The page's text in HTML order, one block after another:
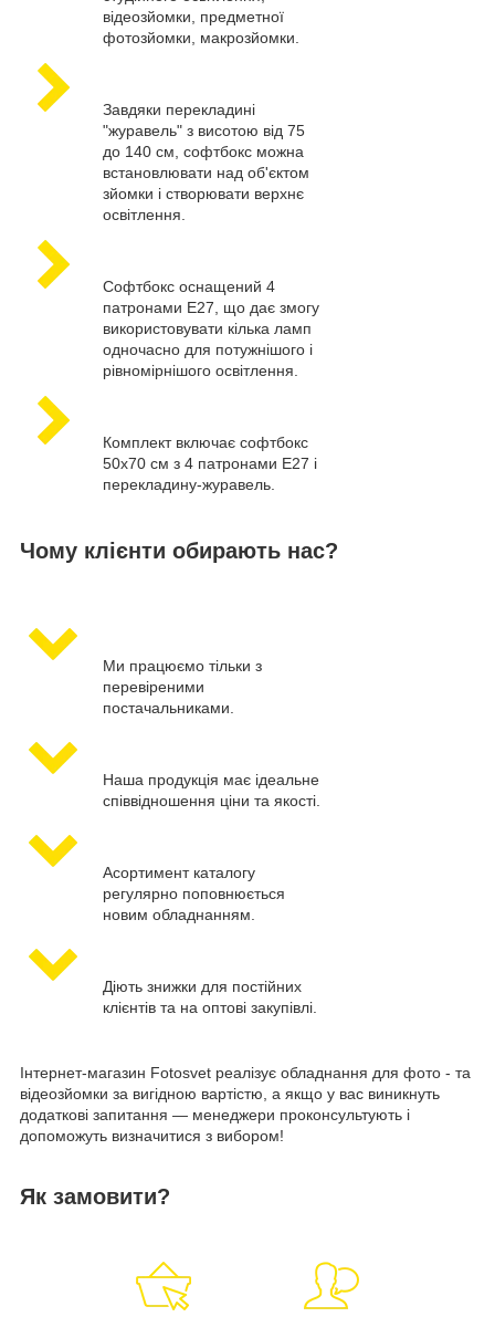
відеозйомки, предметної
фотозйомки, макрозйомки.
Завдяки перекладині
"журавель" з висотою від 75
до 140 см, софтбокс можна
встановлювати над об'єктом
зйомки і створювати верхнє
освітлення.
Софтбокс оснащений 4
патронами E27, що дає змогу
використовувати кілька ламп
одночасно для потужнішого і
рівномірнішого освітлення.
Комплект включає софтбокс
50х70 см з 4 патронами E27 і
перекладину-журавель.
Чому клієнти обирають нас?
Ми працюємо тільки з
перевіреними
постачальниками.
Наша продукція має ідеальне
співвідношення ціни та якості.
Асортимент каталогу
регулярно поповнюється
новим обладнанням.
Діють знижки для постійних
клієнтів та на оптові закупівлі.
Інтернет-магазин Fotosvet реалізує обладнання для фото - та
відеозйомки за вигідною вартістю, а якщо у вас виникнуть
додаткові запитання — менеджери проконсультують і
допоможуть визначитися з вибором!
Як замовити?